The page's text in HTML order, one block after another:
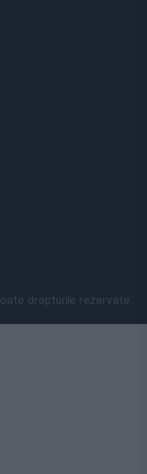
drepturile rezervate